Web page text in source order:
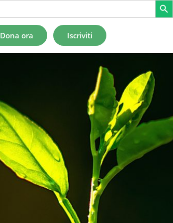
Dona ora Iscriviti